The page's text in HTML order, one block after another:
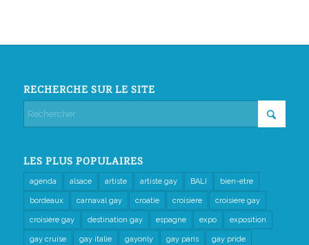
RECHERCHE SUR LE SITE
LES PLUS POPULAIRES
agenda alsace artiste artiste gay BALI bien-etre
bordeaux carnaval gay croatie croisiere croisiere gay
croisière gay destination gay espagne expo exposition
gay cruise gay italie gayonly gay paris gay pride